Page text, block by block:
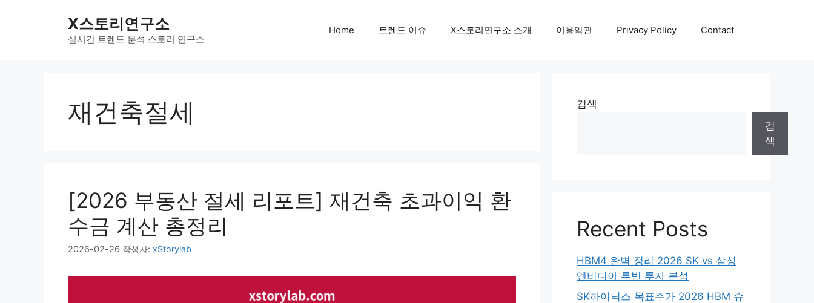
X스토리연구소
실시간 트렌드 분석 스토리 연구소
Home 트렌드 이슈 X스토리연구소 소개 이용약관 Privacy Policy Contact
재건축절세
[2026 부동산 절세 리포트] 재건축 초과이익 환
수금 계산 총정리
2026-02-26 작성자: xStorylab
검색
검
색
Recent Posts
HBM4 완벽 정리 2026 SK vs 삼성
엔비디아 루빈 투자 분석
SK하이닉스 목표주가 2026 HBM 슈